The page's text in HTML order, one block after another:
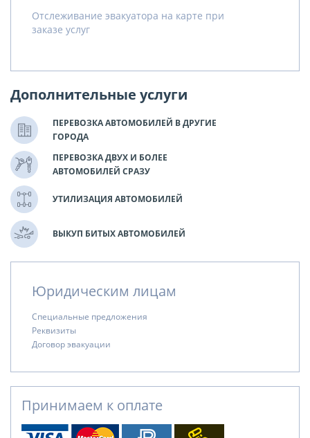
Отслеживание эвакуатора на карте при
заказе услуг
Дополнительные услуги
ПЕРЕВОЗКА АВТОМОБИЛЕЙ В ДРУГИЕ
ГОРОДА
ПЕРЕВОЗКА ДВУХ И БОЛЕЕ
АВТОМОБИЛЕЙ СРАЗУ
УТИЛИЗАЦИЯ АВТОМОБИЛЕЙ
ВЫКУП БИТЫХ АВТОМОБИЛЕЙ
Юридическим лицам
Специальные предложения
Реквизиты
Договор эвакуации
Принимаем к оплате